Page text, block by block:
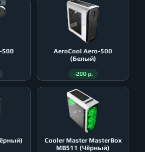
500
AeroСool Aero-500
(Белый)
-200 р.
Cooler Master MasterBox
MB511 (Чёрный)